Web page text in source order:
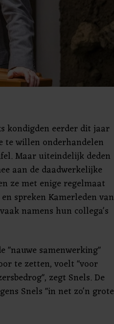
kondigden eerder dit jaar
te willen onderhandelen
Maar uiteindelijk deden
aan de daadwerkelijke
ze met enige regelmaat
spreken Kamerleden van
namens hun collega's
"nauwe samenwerking"
te zetten, voelt "voor
zegt Snels. De
Snels "in net zo'n grote